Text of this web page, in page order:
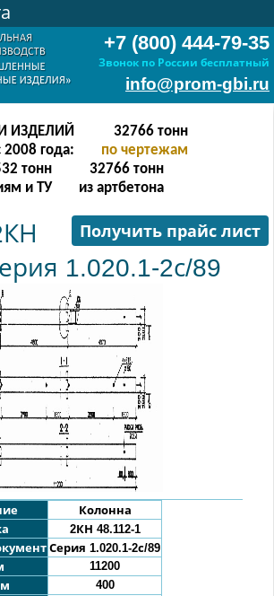
+7 (800) 444-79-35
Звонок по России бесплатный
info@prom-gbi.ru
ИЗДЕЛИЙ
2008 года:
65534тонн
по чертежам
тонн
и ТУ
65534 тонн
из артбетона
Получить прайс лист
1.020.1-2с/89
Колонна
2КН 48.112-1
Серия 1.020.1-2с/89
11200
400